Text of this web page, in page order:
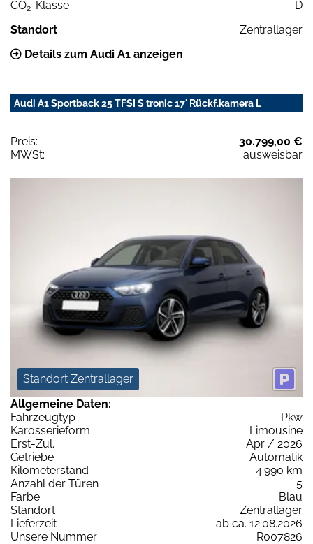
CO2-Klasse
D
Standort
Zentrallager
Details zum Audi A1 anzeigen
Audi A1 Sportback 25 TFSI S tronic 17' Rückf.kamera L
Preis:
30.799,00 €
MWSt:
ausweisbar
Standort Zentrallager
Allgemeine Daten:
Fahrzeugtyp
Pkw
Karosserieform
Limousine
Erst-Zul.
Apr / 2026
Getriebe
Automatik
Kilometerstand
4.990 km
Anzahl der Türen
5
Farbe
Blau
Standort
Zentrallager
Lieferzeit
ab ca. 12.08.2026
Unsere Nummer
R007826